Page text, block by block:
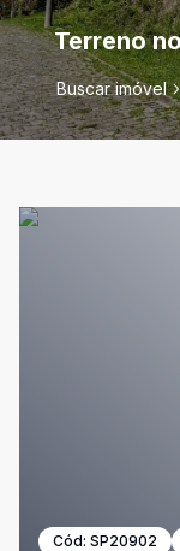
Terreno
Buscar imóvel
Cód: SP20902